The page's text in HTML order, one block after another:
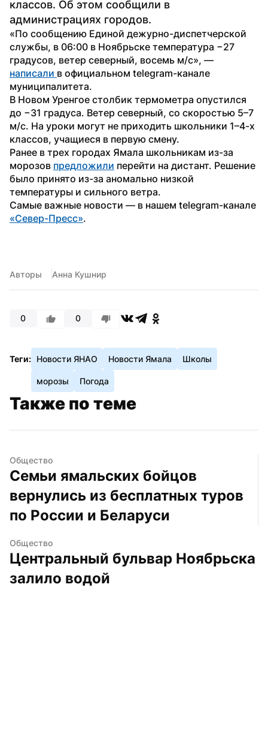
классов. Об этом сообщили в
администрациях городов.
«По сообщению Единой дежурно-диспетчерской
службы, в 06:00 в Ноябрьске температура −27
написали в официальном telegram-канале
муниципалитета.
В Новом Уренгое столбик термометра опустился
до −31 градуса. Ветер северный, со скоростью 5–7
м/с. На уроки могут не приходить школьники 1–4-х
классов, учащиеся в первую смену.
Ранее в трех городах Ямала школьникам из-за
морозов предложили перейти на дистант. Решение
было принято из-за аномально низкой
температуры и сильного ветра.
«Север-Пресс».
Авторы Анна Кушнир
0 0
Теги: Новости ЯНАО Новости Ямала Школы
морозы Погода
Также по теме
Общество
Семьи ямальских бойцов
вернулись из бесплатных туров
по России и Беларуси
Общество
Центральный бульвар Ноябрьска
залило водой